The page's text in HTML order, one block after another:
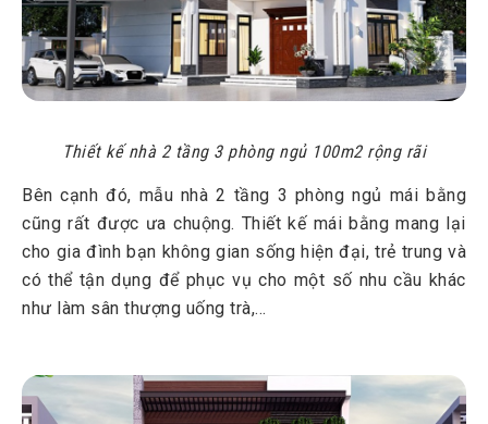
Thiết kế nhà 2 tầng 3 phòng ngủ 100m2 rộng rãi
Bên cạnh đó, mẫu nhà 2 tầng 3 phòng ngủ mái bằng
cũng rất được ưa chuộng. Thiết kế mái bằng mang lại
cho gia đình bạn không gian sống hiện đại, trẻ trung và
có thể tận dụng để phục vụ cho một số nhu cầu khác
như làm sân thượng uống trà,...